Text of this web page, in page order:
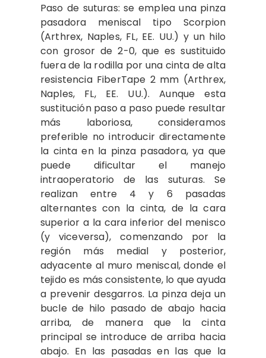
Paso de suturas: se emplea una pinza
pasadora meniscal tipo Scorpion
(Arthrex, Naples, FL, EE. UU.) y un hilo
con grosor de 2-0, que es sustituido
fuera de la rodilla por una cinta de alta
resistencia FiberTape 2 mm (Arthrex,
Naples, FL, EE. UU.). Aunque esta
sustitución paso a paso puede resultar
más laboriosa, consideramos
preferible no introducir directamente
la cinta en la pinza pasadora, ya que
puede dificultar el manejo
intraoperatorio de las suturas. Se
realizan entre 4 y 6 pasadas
alternantes con la cinta, de la cara
superior a la cara inferior del menisco
(y viceversa), comenzando por la
región más medial y posterior,
adyacente al muro meniscal, donde el
tejido es más consistente, lo que ayuda
a prevenir desgarros. La pinza deja un
bucle de hilo pasado de abajo hacia
arriba, de manera que la cinta
principal se introduce de arriba hacia
abajo. En las pasadas en las que la